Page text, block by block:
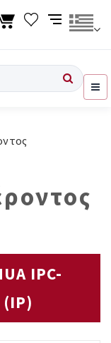
IPC-
(IP)